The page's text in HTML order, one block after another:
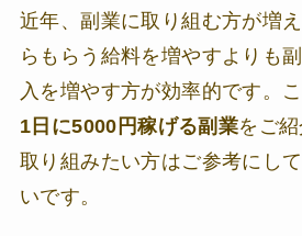
近年、副業に取り組む方が増
らもらう給料を増やすよりも
入を増やす方が効率的です。
1日に5000円稼げる副業をご
取り組みたい方はご参考にし
いです。